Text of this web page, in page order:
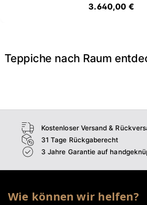
3.640,00 €
Teppiche nach Raum
Wohnzimmer
Kostenloser Versand &
31 Tage Rückgaberecht
3 Jahre Garantie auf
Wie können wir helfen?